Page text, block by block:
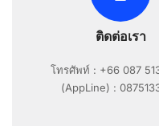
ติดต่อเรา
โทรศัพท์ : +66 087
(AppLine) :